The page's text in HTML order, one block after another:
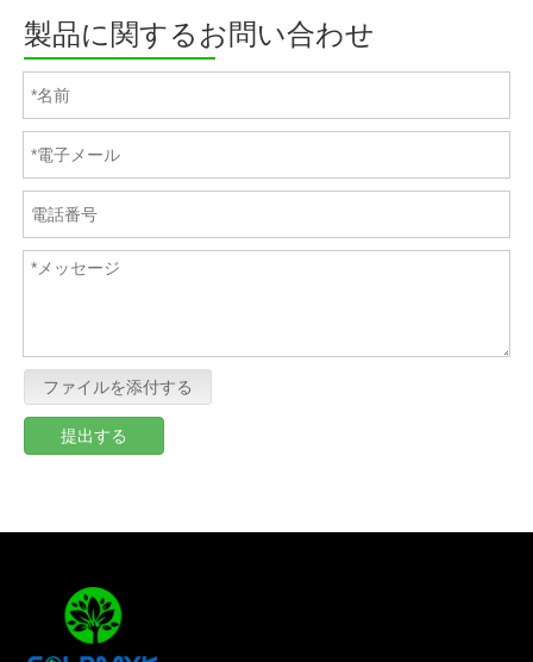
製品に関するお問い合わせ
ファイルを添付する
提出する